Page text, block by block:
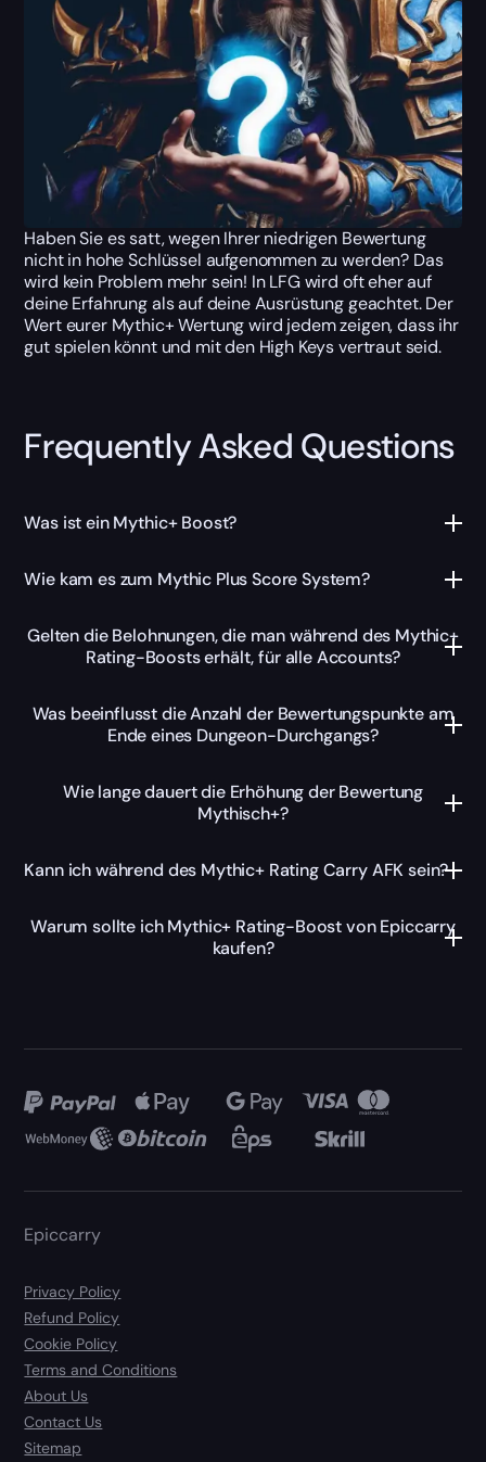
Haben Sie es satt, wegen Ihrer niedrigen Bewertung
nicht in hohe Schlüssel aufgenommen zu werden? Das
wird kein Problem mehr sein! In LFG wird oft eher auf
deine Erfahrung als auf deine Ausrüstung geachtet. Der
Wert eurer Mythic+ Wertung wird jedem zeigen, dass ihr
gut spielen könnt und mit den High Keys vertraut seid.
Frequently Asked Questions
Was ist ein Mythic+ Boost?
Wie kam es zum Mythic Plus Score System?
Gelten die Belohnungen, die man während des Mythic+
Rating-Boosts erhält, für alle Accounts?
Was beeinflusst die Anzahl der Bewertungspunkte am
Ende eines Dungeon-Durchgangs?
Wie lange dauert die Erhöhung der Bewertung
Mythisch+?
Kann ich während des Mythic+ Rating Carry AFK sein?
Warum sollte ich Mythic+ Rating-Boost von Epiccarry
kaufen?
Epiccarry
Privacy Policy
Refund Policy
Cookie Policy
Terms and Conditions
About Us
Contact Us
Sitemap